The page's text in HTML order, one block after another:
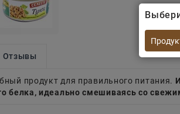
Отзывы
продукт для правильного питания.
белка, идеально смешиваясь со